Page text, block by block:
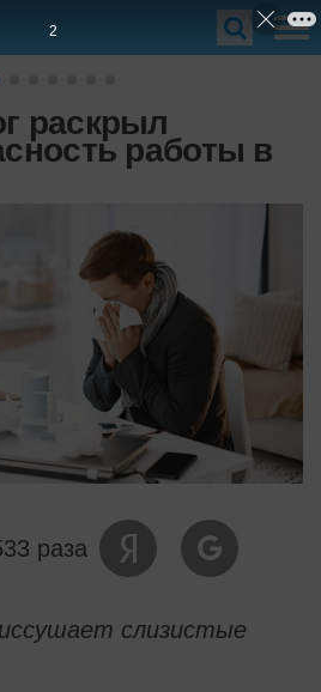
раскрыл
работы в
раза
слизистые
1